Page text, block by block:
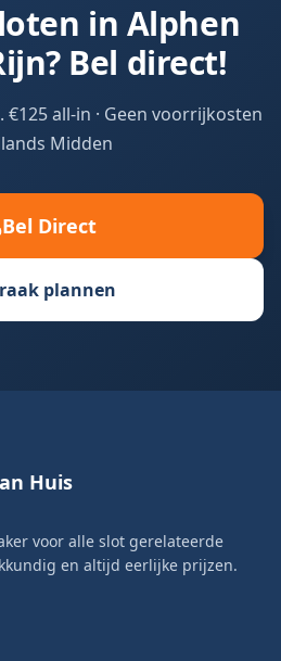
in Alphen
? Bel direct!
€125 all-in · Geen voorrijkosten
Midden
Bel Direct
plannen
Huis
voor alle slot gerelateerde
en altijd eerlijke prijzen.